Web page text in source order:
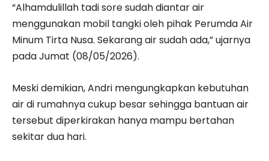
“Alhamdulillah tadi sore sudah diantar air
menggunakan mobil tangki oleh pihak Perumda Air
Minum Tirta Nusa. Sekarang air sudah ada,” ujarnya
pada Jumat (08/05/2026).
Meski demikian, Andri mengungkapkan kebutuhan
air di rumahnya cukup besar sehingga bantuan air
tersebut diperkirakan hanya mampu bertahan
sekitar dua hari.